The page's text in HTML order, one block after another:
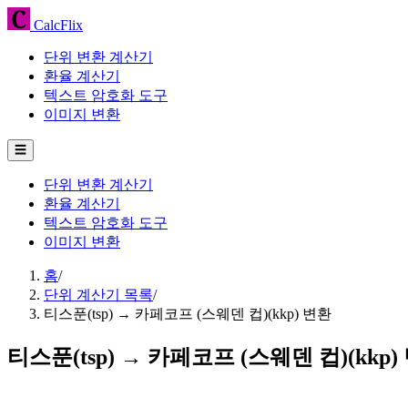
CalcFlix
단위 변환 계산기
환율 계산기
텍스트 암호화 도구
이미지 변환
☰
단위 변환 계산기
환율 계산기
텍스트 암호화 도구
이미지 변환
홈/
단위 계산기 목록/
티스푼(tsp) → 카페코프 (스웨덴 컵)(kkp) 변환
티스푼(tsp) → 카페코프 (스웨덴 컵)(kkp)